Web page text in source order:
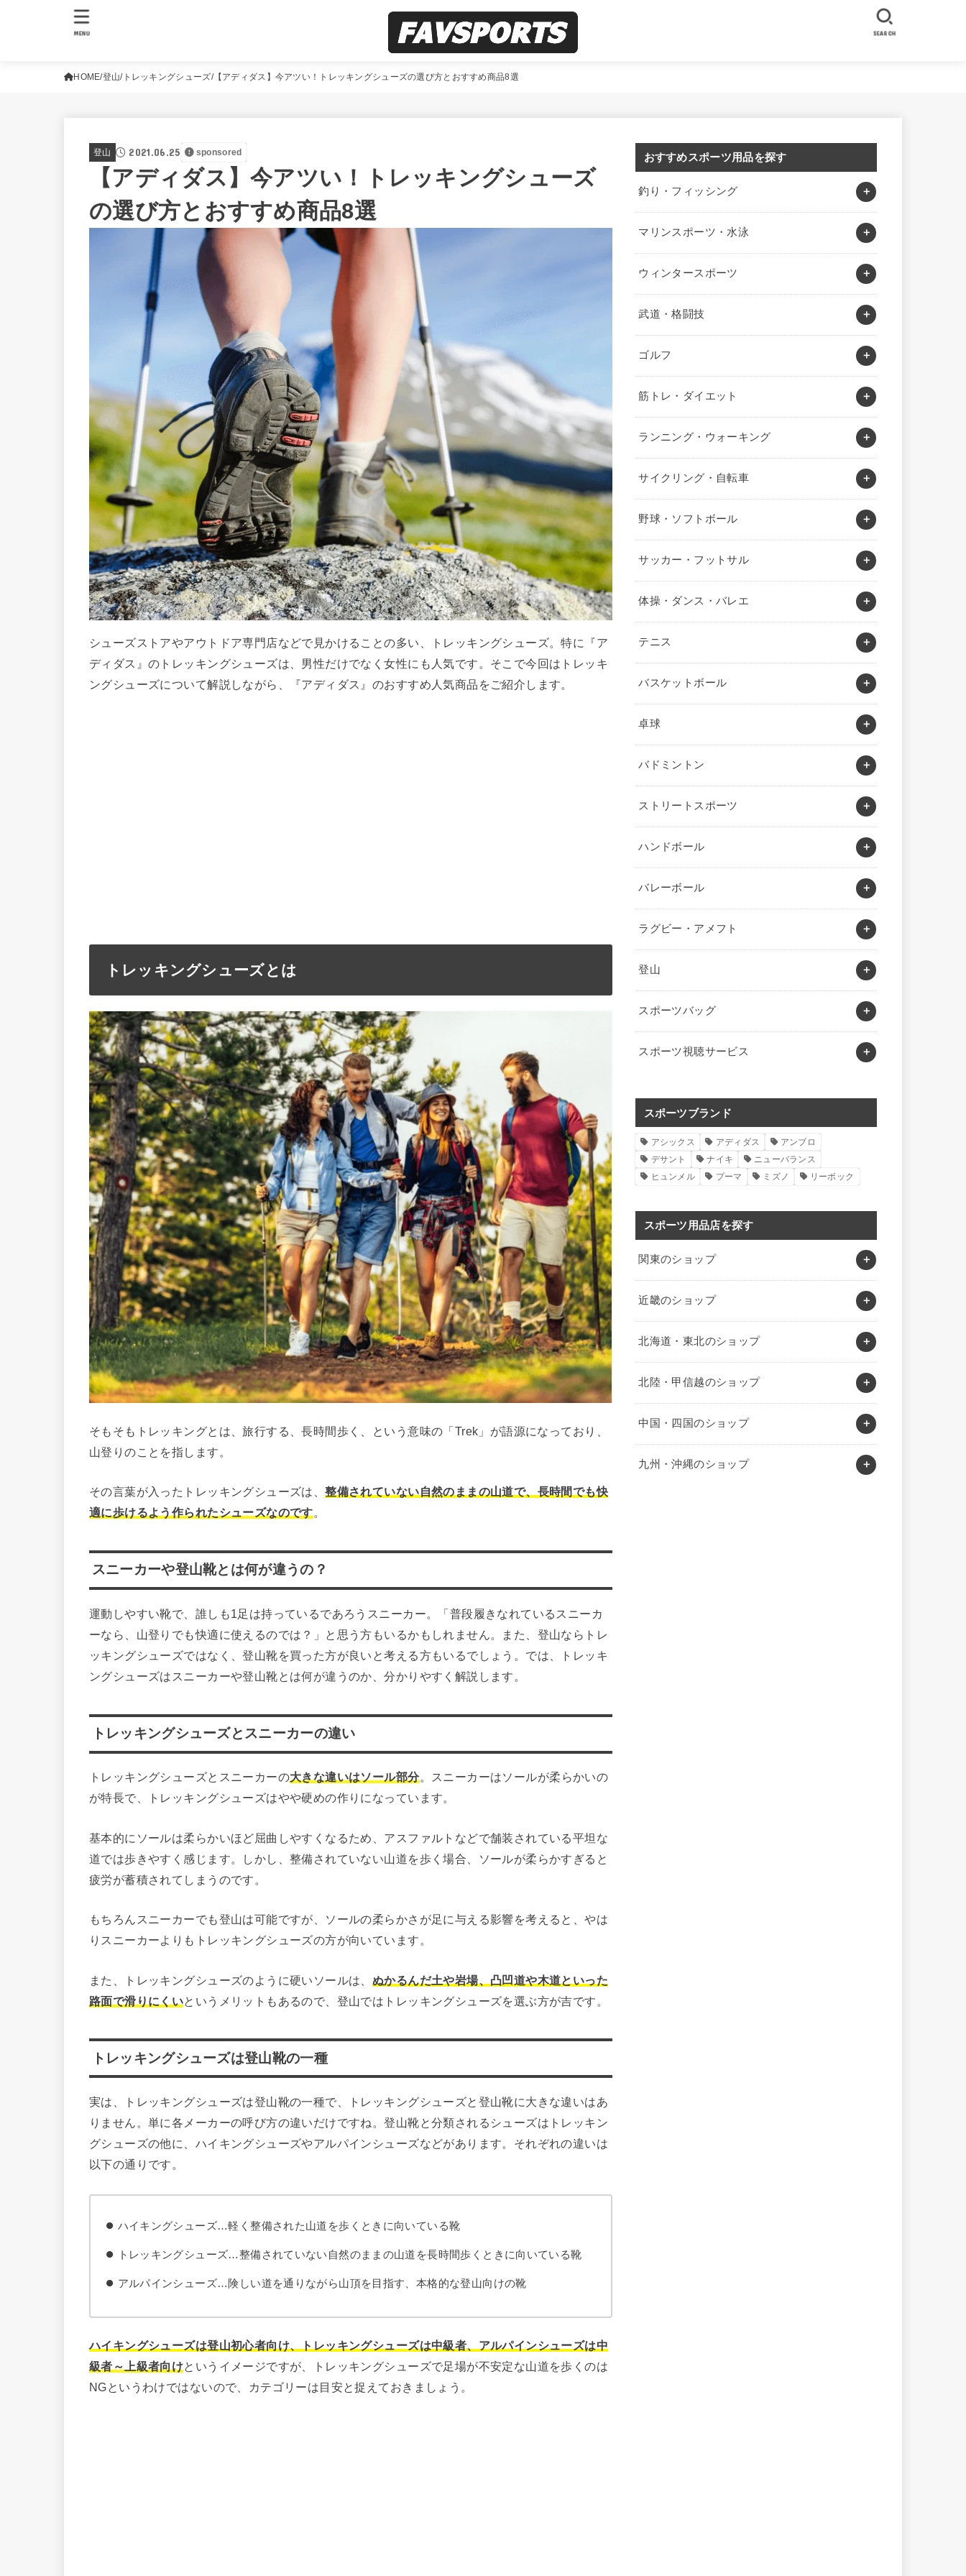
SEARCH
MENU
HOME 登山 トレッキングシューズ 【アディダス】今アツい！トレッキングシューズの選び方とおすすめ商品8選
登山 2021.06.25 sponsored
【アディダス】今アツい！トレッキングシューズ
の選び方とおすすめ商品8選
シューズストアやアウトドア専門店などで見かけることの多い、トレッキングシューズ。特に『ア
ディダス』のトレッキングシューズは、男性だけでなく女性にも人気です。そこで今回はトレッキ
ングシューズについて解説しながら、『アディダス』のおすすめ人気商品をご紹介します。
トレッキングシューズとは
そもそもトレッキングとは、旅行する、長時間歩く、という意味の「Trek」が語源になっており、
山登りのことを指します。
その言葉が入ったトレッキングシューズは、整備されていない自然のままの山道で、長時間でも快
適に歩けるよう作られたシューズなのです。
スニーカーや登山靴とは何が違うの？
運動しやすい靴で、誰しも1足は持っているであろうスニーカー。「普段履きなれているスニーカ
ーなら、山登りでも快適に使えるのでは？」と思う方もいるかもしれません。また、登山ならトレ
ッキングシューズではなく、登山靴を買った方が良いと考える方もいるでしょう。では、トレッキ
ングシューズはスニーカーや登山靴とは何が違うのか、分かりやすく解説します。
トレッキングシューズとスニーカーの違い
トレッキングシューズとスニーカーの大きな違いはソール部分。スニーカーはソールが柔らかいの
が特長で、トレッキングシューズはやや硬めの作りになっています。
基本的にソールは柔らかいほど屈曲しやすくなるため、アスファルトなどで舗装されている平坦な
道では歩きやすく感じます。しかし、整備されていない山道を歩く場合、ソールが柔らかすぎると
疲労が蓄積されてしまうのです。
もちろんスニーカーでも登山は可能ですが、ソールの柔らかさが足に与える影響を考えると、やは
りスニーカーよりもトレッキングシューズの方が向いています。
また、トレッキングシューズのように硬いソールは、 ぬかるんだ土や岩場、凸凹道や木道といった
路面で滑りにくいというメリットもあるので、登山ではトレッキングシューズを選ぶ方が吉です。
トレッキングシューズは登山靴の一種
実は、トレッキングシューズは登山靴の一種で、トレッキングシューズと登山靴に大きな違いはあ
りません。単に各メーカーの呼び方の違いだけですね。登山靴と分類されるシューズはトレッキン
グシューズの他に、ハイキングシューズやアルパインシューズなどがあります。それぞれの違いは
以下の通りです。
ハイキングシューズ…軽く整備された山道を歩くときに向いている靴
トレッキングシューズ…整備されていない自然のままの山道を長時間歩くときに向いている靴
アルパインシューズ…険しい道を通りながら山頂を目指す、本格的な登山向けの靴
ハイキングシューズは登山初心者向け、トレッキングシューズは中級者、アルパインシューズは中
級者～上級者向けというイメージですが、トレッキングシューズで足場が不安定な山道を歩くのは
NGというわけではないので、カテゴリーは目安と捉えておきましょう。
おすすめスポーツ用品を探す
釣り・フィッシング
マリンスポーツ・水泳
ウィンタースポーツ
武道・格闘技
ゴルフ
筋トレ・ダイエット
ランニング・ウォーキング
サイクリング・自転車
野球・ソフトボール
サッカー・フットサル
体操・ダンス・バレエ
テニス
バスケットボール
卓球
バドミントン
ストリートスポーツ
ハンドボール
バレーボール
ラグビー・アメフト
登山
スポーツバッグ
スポーツ視聴サービス
スポーツブランド
アシックス アディダス
アンブロ
デサント
ナイキ
ニューバランス
ヒュンメル
プーマ ミズノ リーボック
スポーツ用品店を探す
関東のショップ
近畿のショップ
北海道・東北のショップ
北陸・甲信越のショップ
中国・四国のショップ
九州・沖縄のショップ